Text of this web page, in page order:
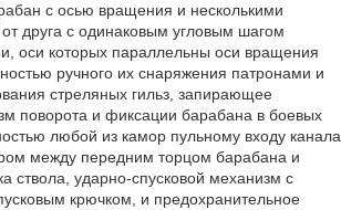
с осью вращения и несколькими
друга с одинаковым угловым шагом
оси которых параллельны оси вращения
ручного их снаряжения патронами и
стреляных гильз, запирающее
поворота и фиксации барабана в боевых
любой из камор пульному входу канала
между передним торцом барабана и
ствола, ударно-спусковой механизм с
крючком, и предохранительное